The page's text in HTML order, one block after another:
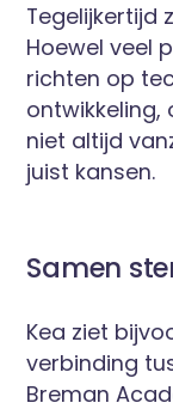
Tegelijkertijd
Hoewel veel
richten op
niet altijd
juist kansen.
Samen
Kea ziet
verbinding
Breman